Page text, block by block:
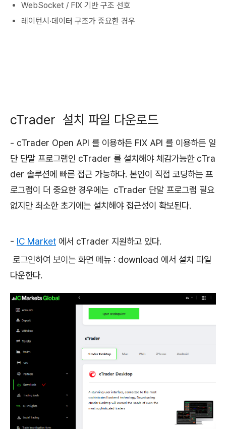
WebSocket / FIX 기반 구조 선호
레이턴시·데이터 구조가 중요한 경우
cTrader 설치 파일 다운로드
- cTrader Open API 를 이용하든 FIX API 를 이용하든 일
단 단말 프로그램인 cTrader 를 설치해야 체감가능한 cTra
der 솔루션에 빠른 접근 가능하다. 본인이 직접 코딩하는 프
로그램이 더 중요한 경우에는 cTrader 단말 프로그램 필요
없지만 최소한 초기에는 설치해야 접근성이 확보된다.
- IC Market 에서 cTrader 지원하고 있다.
로그인하여 보이는 화면 메뉴 : download 에서 설치 파일
다운한다.